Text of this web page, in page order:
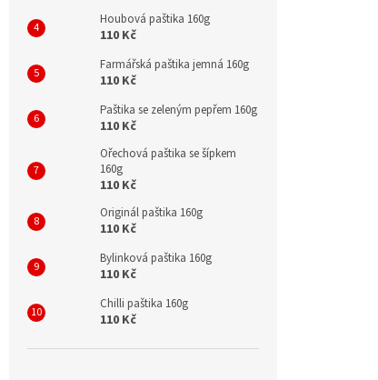
Houbová paštika 160g
110 Kč
Farmářská paštika jemná 160g
110 Kč
Paštika se zeleným pepřem 160g
110 Kč
Ořechová paštika se šípkem
160g
110 Kč
Originál paštika 160g
110 Kč
Bylinková paštika 160g
110 Kč
Chilli paštika 160g
110 Kč